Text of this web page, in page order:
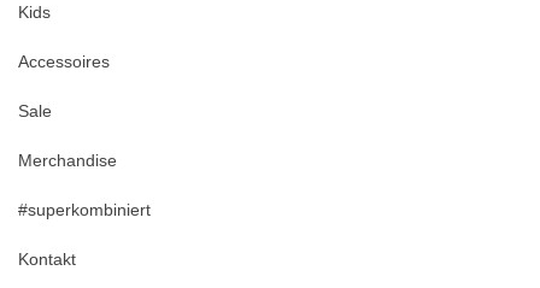
Kids
Accessoires
Sale
Merchandise
#superkombiniert
Kontakt